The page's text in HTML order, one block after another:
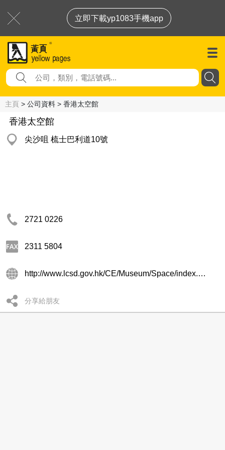
立即下載yp1083手機app
主頁 > 公司資料 > 香港太空館
香港太空館
尖沙咀 梳士巴利道10號
2721 0226
2311 5804
http://www.lcsd.gov.hk/CE/Museum/Space/index.htm
分享給朋友